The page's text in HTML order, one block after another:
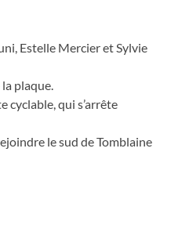
Estelle Mercier et Sylvie
plaque.
cyclable, qui s’arrête
le sud de Tomblaine